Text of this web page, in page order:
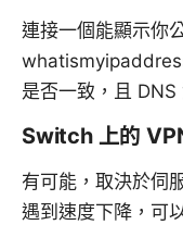
連接一個能顯示你
是否一致，且 DNS
Switch 上的
有可能，取決於伺
遇到速度下降，可